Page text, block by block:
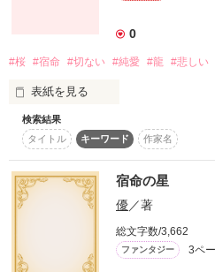
これは【運命】に抗う物語。
【運命】を変えようとする少年と
――――――
「これは美少年と美少女による
「というのは嘘で、本当は今あり
にお人よしなオリジナリティーの
力を続ける糞小説です」
0
#桜 #宿命 #切ない #純愛 #龍 #悲しい
表紙を見る
何かを得るには、何かを手放さな
本当に欲しいモノは手に入れられ
だけど……何かを手放し、捨てても
君を抱きしめることは許されない
だから、どうかせめてお願いです。
君と少しでも長くいさせてくださ
検索結果
タイトル
キーワード 作家名
宿命の星
優／著
総文字数/3,662
ファンタジー 3ペ